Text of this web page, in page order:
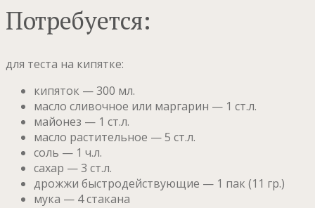
Потребуется:
для теста на кипятке:
кипяток — 300 мл.
масло сливочное или маргарин — 1 ст.л.
майонез — 1 ст.л.
масло растительное — 5 ст.л.
соль — 1 ч.л.
сахар — 3 ст.л.
дрожжи быстродействующие — 1 пак (11 гр.)
мука — 4 стакана